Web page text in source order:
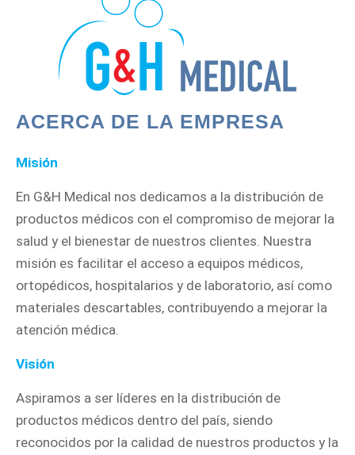
ACERCA DE LA EMPRESA
Misión
En G&H Medical nos dedicamos a la distribución de
productos médicos con el compromiso de mejorar la
salud y el bienestar de nuestros clientes. Nuestra
misión es facilitar el acceso a equipos médicos,
ortopédicos, hospitalarios y de laboratorio, así como
materiales descartables, contribuyendo a mejorar la
atención médica.
Visión
Aspiramos a ser líderes en la distribución de
productos médicos dentro del país, siendo
reconocidos por la calidad de nuestros productos y la